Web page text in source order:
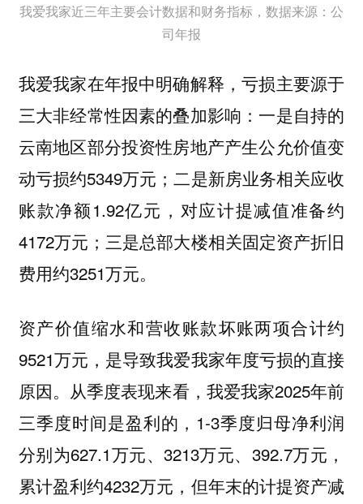
我爱我家近三年主要会计数据和财务指标，数据来源：公
司年报
我爱我家在年报中明确解释，亏损主要源于
三大非经常性因素的叠加影响：一是自持的
云南地区部分投资性房地产产生公允价值变
动亏损约5349万元；二是新房业务相关应收
账款净额1.92亿元，对应计提减值准备约
4172万元；三是总部大楼相关固定资产折旧
费用约3251万元。
资产价值缩水和营收账款坏账两项合计约
9521万元，是导致我爱我家年度亏损的直接
原因。从季度表现来看，我爱我家2025年前
三季度时间是盈利的，1-3季度归母净利润
分别为627.1万元、3213万元、392.7万元，
累计盈利约4232万元，但年末的计提资产减